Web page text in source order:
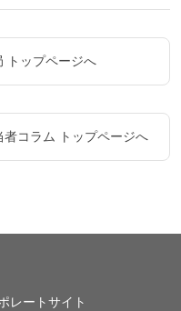
トップページへ
者コラム トップページへ
レートサイト